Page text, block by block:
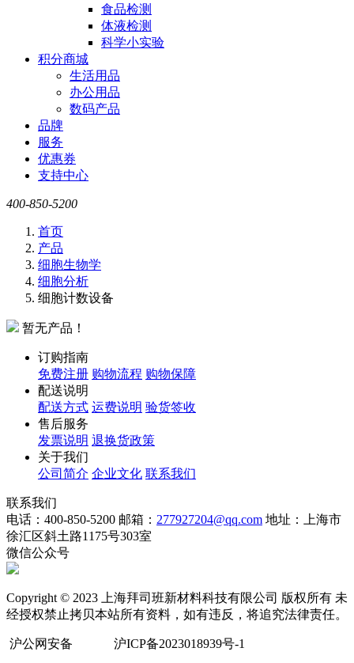
食品检测
体液检测
科学小实验
积分商城
生活用品
办公用品
数码产品
品牌
服务
优惠券
支持中心
400-850-5200
首页
产品
细胞生物学
细胞分析
细胞计数设备
暂无产品！
订购指南
免费注册 购物流程 购物保障
配送说明
配送方式 运费说明 验货签收
售后服务
发票说明 退换货政策
关于我们
公司简介 企业文化 联系我们
联系我们
电话：400-850-5200 邮箱： 277927204@qq.com 地址：上海市
徐汇区斜土路1175号303室
微信公众号
Copyright © 2023 上海拜司班新材料科技有限公司 版权所有 未
经授权禁止拷贝本站所有资料，如有违反，将追究法律责任。
沪公网安备 沪ICP备2023018939号-1